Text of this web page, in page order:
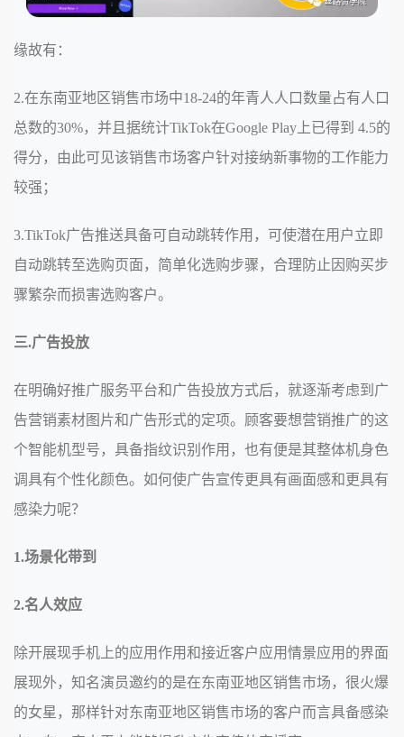
缘故有：
2.在东南亚地区销售市场中18-24的年青人人口数量占有人口
总数的30%，并且据统计TikTok在Google Play上已得到 4.5的
得分，由此可见该销售市场客户针对接纳新事物的工作能力
较强；
3.TikTok广告推送具备可自动跳转作用，可使潜在用户立即
自动跳转至选购页面，简单化选购步骤，合理防止因购买步
骤繁杂而损害选购客户。
三.广告投放
在明确好推广服务平台和广告投放方式后，就逐渐考虑到广
告营销素材图片和广告形式的定项。顾客要想营销推广的这
个智能机型号，具备指纹识别作用，也有便是其整体机身色
调具有个性化颜色。如何使广告宣传更具有画面感和更具有
感染力呢？
1.场景化带到
2.名人效应
除开展现手机上的应用作用和接近客户应用情景应用的界面
展现外，知名演员邀约的是在东南亚地区销售市场，很火爆
的女星，那样针对东南亚地区销售市场的客户而言具备感染